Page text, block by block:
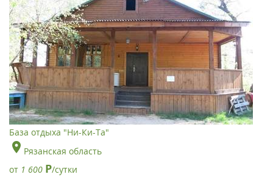
База отдыха "Ни-Ки-Та"
Рязанская область
от 1 600 Р/сутки